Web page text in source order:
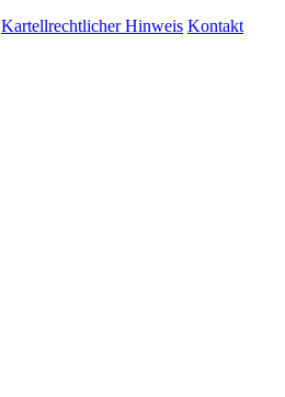
Kartellrechtlicher Hinweis Kontakt